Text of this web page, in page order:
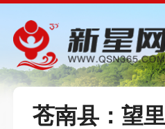
苍南县：望